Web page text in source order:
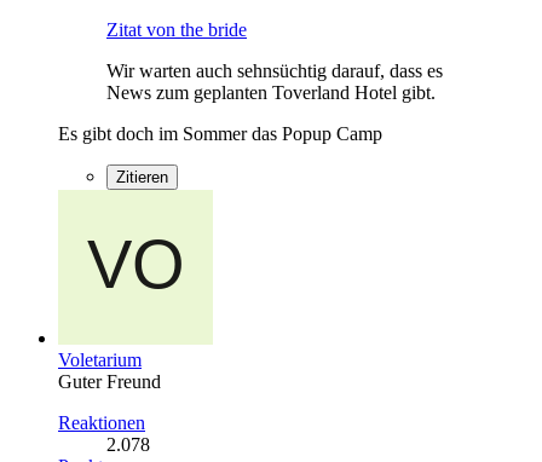
Zitat von the bride
Wir warten auch sehnsüchtig darauf, dass es
News zum geplanten Toverland Hotel gibt.
Es gibt doch im Sommer das Popup Camp
Zitieren
Voletarium
Guter Freund
Reaktionen
2.078